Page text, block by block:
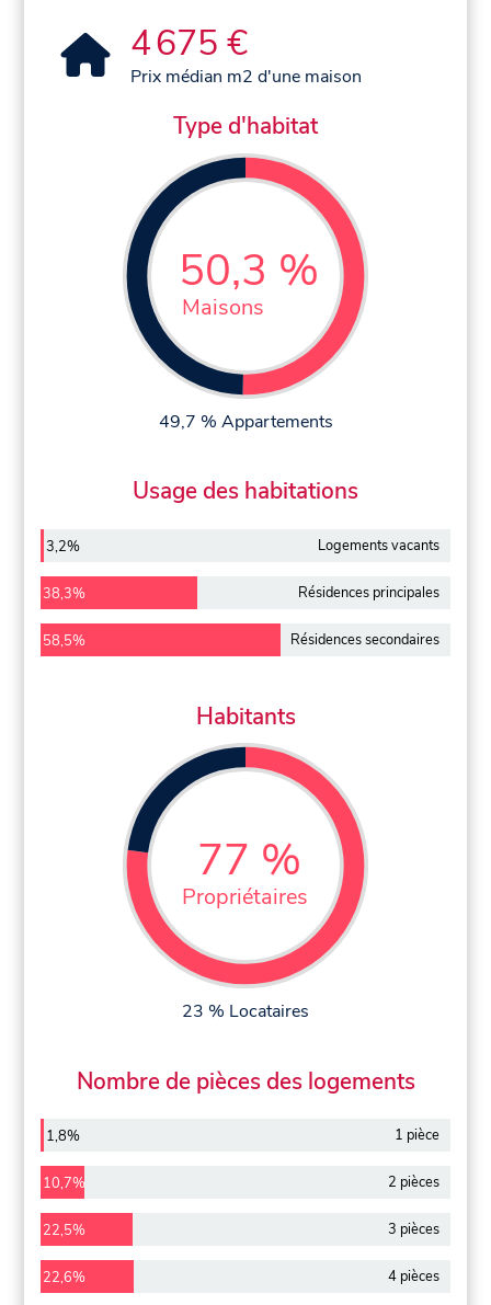
4 675 €
Prix médian m2 d'une maison
Type d'habitat
50,3 %
Maisons
49,7 % Appartements
Usage des habitations
3,2% Logements vacants
38,3% Résidences principales
58,5% Résidences secondaires
Habitants
77 %
Propriétaires
23 % Locataires
Nombre de pièces des logements
1,8% 1 pièce
10,7% 2 pièces
22,5% 3 pièces
22,6% 4 pièces